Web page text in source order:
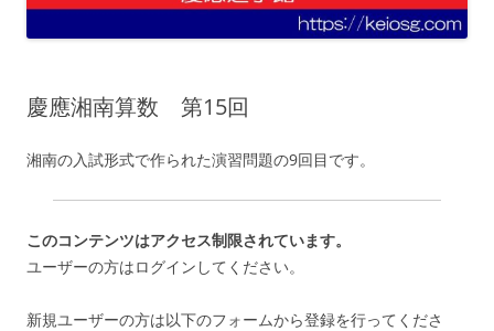
慶應湘南算数 第15回
湘南の入試形式で作られた演習問題の9回目です。
このコンテンツはアクセス制限されています。
ユーザーの方はログインしてください。
新規ユーザーの方は以下のフォームから登録を行ってくださ